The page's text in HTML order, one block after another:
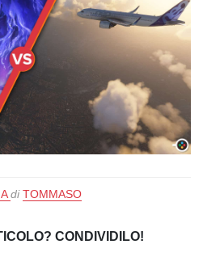
di TOMMASO
CONDIVIDILO!